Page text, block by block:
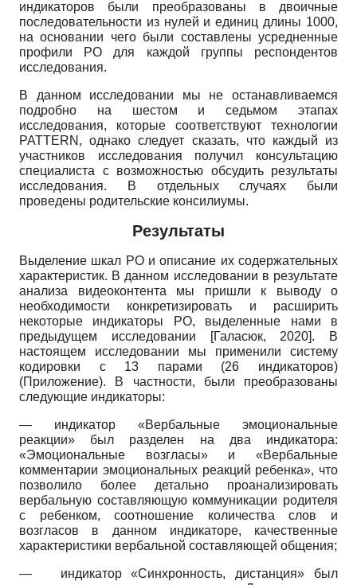
индикаторов были преобразованы в двоичные
последовательности из нулей и единиц длины 1000,
на основании чего были составлены усредненные
профили РО для каждой группы респондентов
исследования.
В данном исследовании мы не останавливаемся
подробно на шестом и седьмом этапах
исследования, которые соответствуют технологии
PATTERN,однако следует сказать, что каждый из
участников исследования получил консультацию
специалиста с возможностью обсудить результаты
исследования. В отдельных случаях были
проведены родительские консилиумы.
Результаты
Выделение шкал РО и описание их содержательных
характеристик. В данном исследовании в результате
анализа видеоконтента мы пришли к выводу о
необходимости конкретизировать и расширить
некоторые индикаторы РО, выделенные нами в
предыдущем исследовании
[Галасюк, 2020]. В
настоящем исследовании мы применили систему
кодировки с 13 парами (26 индикаторов)
(Приложение). В частности, были преобразованы
следующие индикаторы:
— индикатор «Вербальные эмоциональные
реакции» был разделен на два индикатора:
«Эмоциональные возгласы» и «Вербальные
комментарии эмоциональных реакций ребенка», что
позволило более детально проанализировать
вербальную составляющую коммуникации родителя
с ребенком, соотношение количества слов и
возгласов в данном индикаторе, качественные
характеристики вербальной составляющей общения;
— индикатор «Синхронность, дистанция» был